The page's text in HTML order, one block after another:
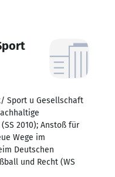
Sport u Gesellschaft
2010); Anstoß für
Wege im
Deutschen
und Recht (WS